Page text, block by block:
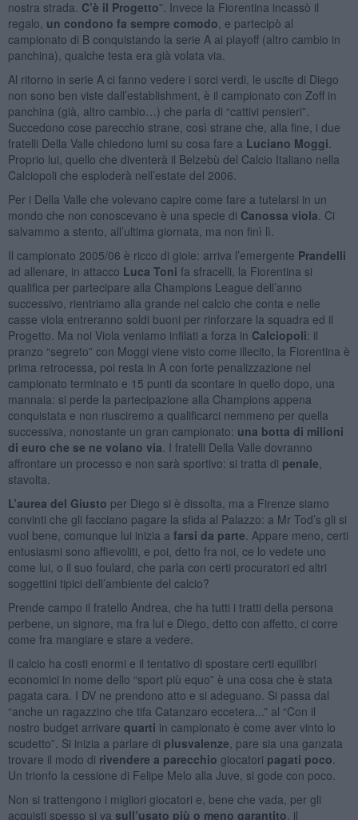
nostra strada. C’è il Progetto”. Invece la Fiorentina incassò il
regalo, un condono fa sempre comodo , e partecipò al
campionato di B conquistando la serie A ai playoff (altro cambio in
panchina), qualche testa era già volata via.
Al ritorno in serie A ci fanno vedere i sorci verdi, le uscite di Diego
non sono ben viste dall’establishment, è il campionato con Zoff in
panchina (già, altro cambio…) che parla di “cattivi pensieri”.
Succedono cose parecchio strane, così strane che, alla fine, i due
fratelli Della Valle chiedono lumi su cosa fare a Luciano Moggi
Proprio lui, quello che diventerà il Belzebù del Calcio Italiano nella
Calciopoli che esploderà nell’estate del 2006.
Per i Della Valle che volevano capire come fare a tutelarsi in un
mondo che non conoscevano è una specie di Canossa viola . Ci
salvammo a stento, all’ultima giornata, ma non finì lì.
Il campionato 2005/06 è ricco di gioie: arriva l’emergente Prandelli
ad allenare, in attacco Luca Toni fa sfracelli, la Fiorentina si
qualifica per partecipare alla Champions League dell’anno
successivo, rientriamo alla grande nel calcio che conta e nelle
casse viola entreranno soldi buoni per rinforzare la squadra ed il
Progetto. Ma noi Viola veniamo infilati a forza in Calciopoli: il
pranzo “segreto” con Moggi viene visto come illecito, la Fiorentina è
prima retrocessa, poi resta in A con forte penalizzazione nel
campionato terminato e 15 punti da scontare in quello dopo, una
mannaia: si perde la partecipazione alla Champions appena
conquistata e non riusciremo a qualificarci nemmeno per quella
successiva, nonostante un gran campionato: una botta di milioni
di euro che se ne volano via . I fratelli Della Valle dovranno
affrontare un processo e non sarà sportivo: si tratta di penale
stavolta.
L’aurea del Giusto per Diego si è dissolta, ma a Firenze siamo
convinti che gli facciano pagare la sfida al Palazzo: a Mr Tod’s gli si
vuol bene, comunque lui inizia a farsi da parte . Appare meno, certi
entusiasmi sono affievoliti, e poi, detto fra noi, ce lo vedete uno
come lui, o il suo foulard, che parla con certi procuratori ed altri
soggettini tipici dell’ambiente del calcio?
Prende campo il fratello Andrea, che ha tutti i tratti della persona
perbene, un signore, ma fra lui e Diego, detto con affetto, ci corre
come fra mangiare e stare a vedere.
Il calcio ha costi enormi e il tentativo di spostare certi equilibri
economici in nome dello “sport più equo” è una cosa che è stata
pagata cara. I DV ne prendono atto e si adeguano. Si passa dal
“anche un ragazzino che tifa Catanzaro eccetera...” al “Con il
nostro budget arrivare quarti in campionato è come aver vinto lo
scudetto”. Si inizia a parlare di plusvalenze , pare sia una ganzata
trovare il modo di rivendere a parecchio giocatori pagati poco
Un trionfo la cessione di Felipe Melo alla Juve, si gode con poco.
Non si trattengono i migliori giocatori e, bene che vada, per gli
acquisti spesso si va sull’usato più o meno garantito , il